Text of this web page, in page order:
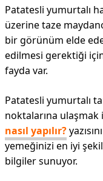
Patatesli yumurtalı
üzerine taze
bir görünüm elde
edilmesi gerektiği
fayda var.
Patatesli yumurtalı
noktalarına ulaşmak
nasıl yapılır?
yemeğinizi en iyi
bilgiler sunuyor.